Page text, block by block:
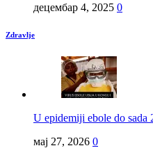
децембар 4, 2025 0
Zdravlje
U epidemiji ebole do sada
мај 27, 2026 0